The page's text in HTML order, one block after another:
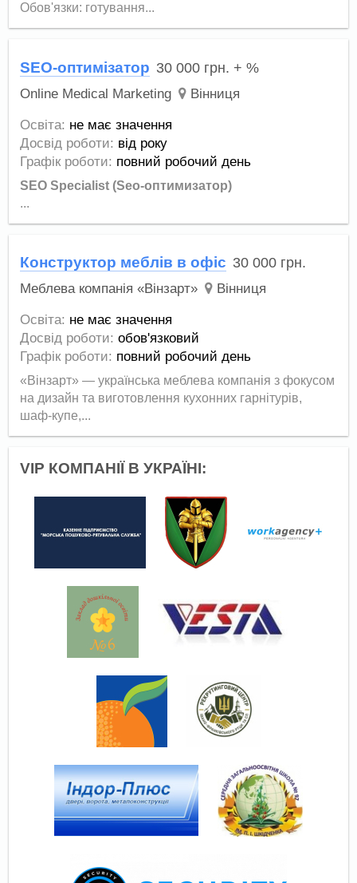
Обов'язки: готування...
SEO-оптимізатор 30 000 грн. + %
Online Medical Marketing Вінниця
Освіта: не має значення
Досвід роботи: від року
Графік роботи: повний робочий день
SEO Specialist (Seo-оптимизатор)
...
Конструктор меблів в офіс 30 000 грн.
Меблева компанія «Вінзарт» Вінниця
Освіта: не має значення
Досвід роботи: обов'язковий
Графік роботи: повний робочий день
«Вінзарт» — українська меблева компанія з фокусом
на дизайн та виготовлення кухонних гарнітурів,
шаф-купе,...
VIP КОМПАНІЇ В УКРАЇНІ: